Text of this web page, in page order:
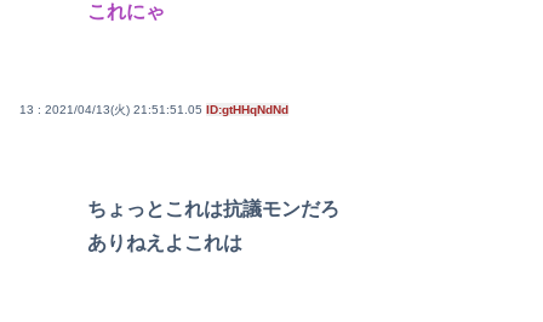
これにゃ
13 : 2021/04/13(火) 21:51:51.05 ID:gtHHqNdNd
ちょっとこれは抗議モンだろ
ありねえよこれは